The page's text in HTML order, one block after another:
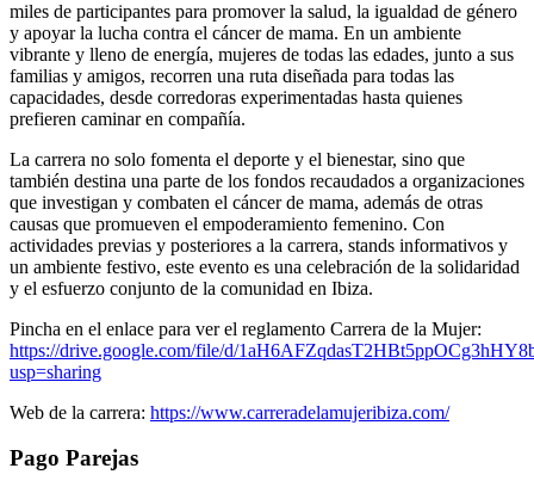
miles de participantes para promover la salud, la igualdad de género
y apoyar la lucha contra el cáncer de mama. En un ambiente
vibrante y lleno de energía, mujeres de todas las edades, junto a sus
familias y amigos, recorren una ruta diseñada para todas las
capacidades, desde corredoras experimentadas hasta quienes
prefieren caminar en compañía.
La carrera no solo fomenta el deporte y el bienestar, sino que
también destina una parte de los fondos recaudados a organizaciones
que investigan y combaten el cáncer de mama, además de otras
causas que promueven el empoderamiento femenino. Con
actividades previas y posteriores a la carrera, stands informativos y
un ambiente festivo, este evento es una celebración de la solidaridad
y el esfuerzo conjunto de la comunidad en Ibiza.
Pincha en el enlace para ver el reglamento Carrera de la Mujer:
https://drive.google.com/file/d/
usp=sharing
Web de la carrera: https://www.carreradelamujeribiza.com/
Pago Parejas